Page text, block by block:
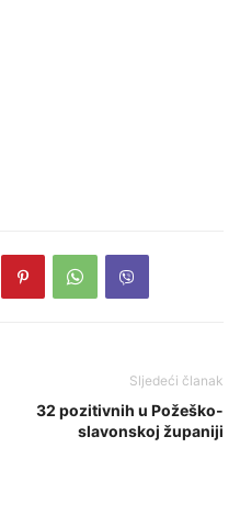
Sljedeći članak
32 pozitivnih u Požeško-
slavonskoj županiji